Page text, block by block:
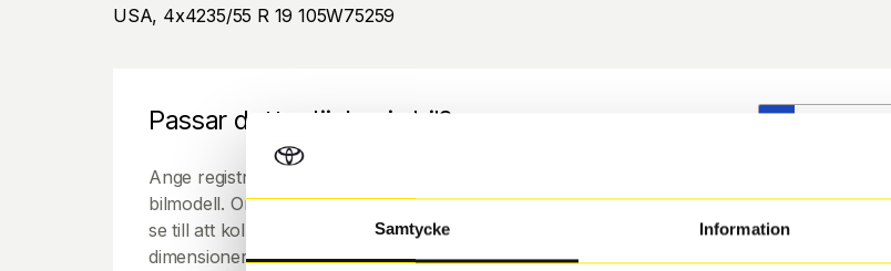
Samtycke Information
USA, 4x4235/55 R 19 105W75259
Passar detta däck min bil?
Ange registreringsnummer för att se om det däck du valt passar din
bilmodell. Om du köper däck som skall sättas på dina befintliga fälgar,
se till att kolla en extra gång så att däck och fälg har samma
dimensioner. Ibland kan fälgen ha bytts ut under årens lopp och inte